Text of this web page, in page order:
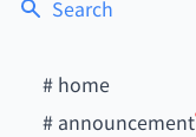
Search
# home
# announcement